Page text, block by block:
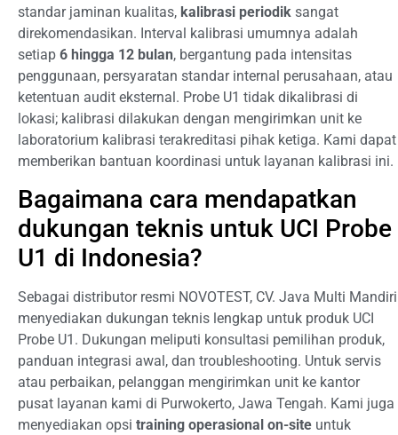
standar jaminan kualitas, kalibrasi periodik sangat
direkomendasikan. Interval kalibrasi umumnya adalah
setiap 6 hingga 12 bulan, bergantung pada intensitas
penggunaan, persyaratan standar internal perusahaan, atau
ketentuan audit eksternal. Probe U1 tidak dikalibrasi di
lokasi; kalibrasi dilakukan dengan mengirimkan unit ke
laboratorium kalibrasi terakreditasi pihak ketiga. Kami dapat
memberikan bantuan koordinasi untuk layanan kalibrasi ini.
Bagaimana cara mendapatkan
dukungan teknis untuk UCI Probe
U1 di Indonesia?
Sebagai distributor resmi NOVOTEST, CV. Java Multi Mandiri
menyediakan dukungan teknis lengkap untuk produk UCI
Probe U1. Dukungan meliputi konsultasi pemilihan produk,
panduan integrasi awal, dan troubleshooting. Untuk servis
atau perbaikan, pelanggan mengirimkan unit ke kantor
pusat layanan kami di Purwokerto, Jawa Tengah. Kami juga
menyediakan opsi training operasional on-site untuk